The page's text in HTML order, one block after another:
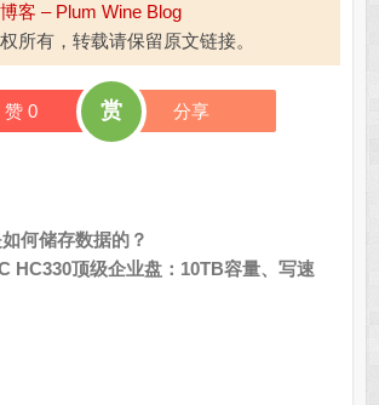
客 – Plum Wine Blog
所有，转载请保留原文链接。
赞 0 赏 分享
何储存数据的？
HC330顶级企业盘：10TB容量、写速